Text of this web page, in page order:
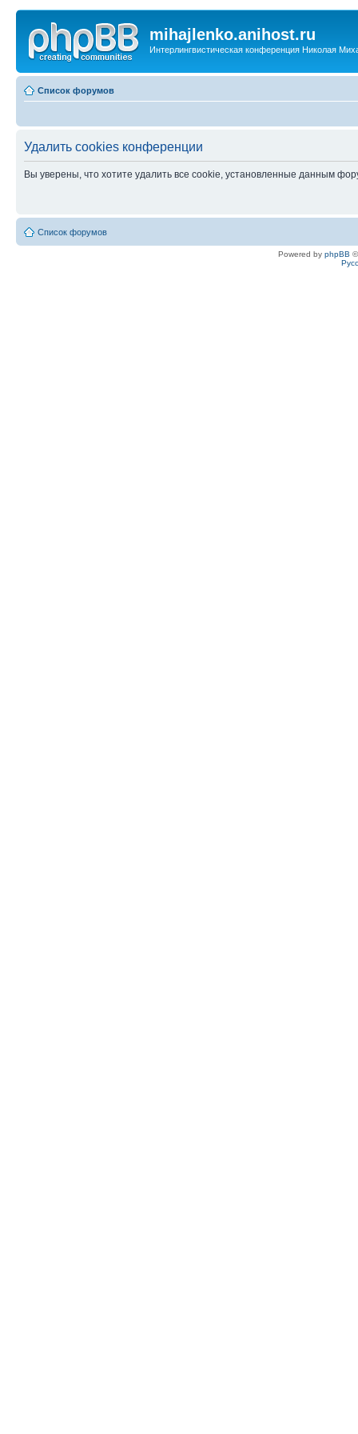
mihajlenko.anihost.ru
Интерлингвистическая конференция Николая
Список форумов
Удалить cookies конференции
Вы уверены, что хотите удалить все cookie, установленные данным
Список форумов
Powered by phpBB